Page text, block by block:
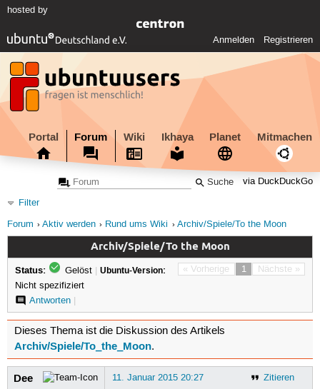
hosted by
Anmelden Registrieren
Portal Forum Wiki Ikhaya Planet Mitmachen
via DuckDuckGo
Filter
Forum
Aktiv werden Rund ums Wiki Archiv/Spiele/To the Moon
Archiv/Spiele/To the Moon
« Vorherige 1 Nächste »
Status: Gelöst | Ubuntu-Version:
Nicht spezifiziert
Antworten|
Dieses Thema ist die Diskussion des Artikels
Archiv/Spiele/To_the_Moon.
Dee Zitieren
11. Januar 2015 20:27